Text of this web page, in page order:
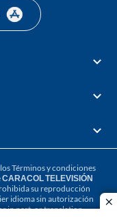
Términos y condiciones
CARACOL TELEVISIÓN
su reproducción
idioma sin autorización
in part, or translation